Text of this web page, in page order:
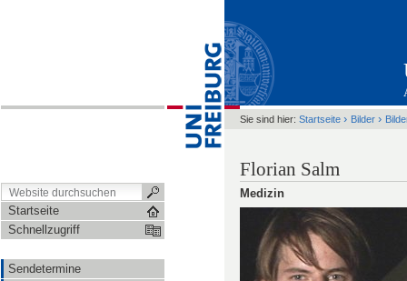
Startseite
Schnellzugriff
Sendetermine
Sie sind hier: Startseite › Bilder ›
Florian Salm
Medizin